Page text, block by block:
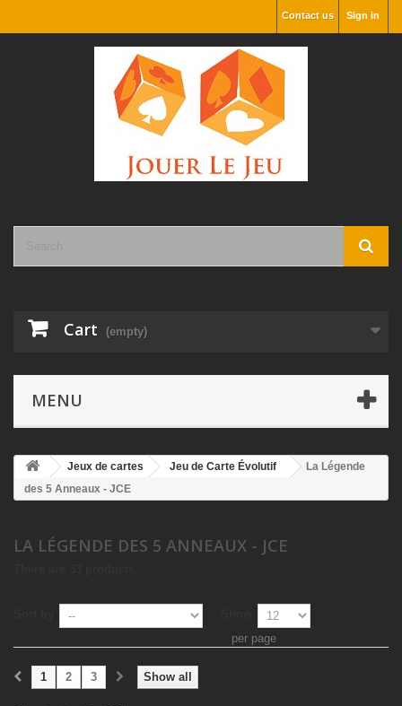
Sign in
Contact us
Cart (empty)
MENU
Jeux de cartes Jeu de Carte Évolutif
La Légende
des 5 Anneaux - JCE
LA LÉGENDE DES 5 ANNEAUX - JCE
per page
Show all
1 2 3